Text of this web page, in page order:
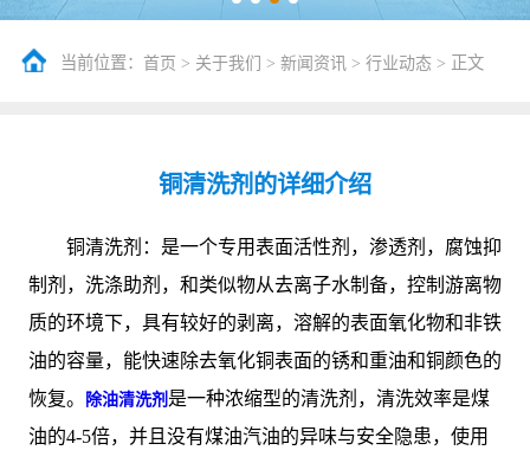
当前位置： 首页 > 关于我们 > 新闻资讯 > 行业动态> 正文
铜清洗剂的详细介绍
铜清洗剂：是一个专用表面活性剂，渗透剂，腐蚀抑
制剂，洗涤助剂，和类似物从去离子水制备，控制游离物
质的环境下，具有较好的剥离，溶解的表面氧化物和非铁
油的容量，能快速除去氧化铜表面的锈和重油和铜颜色的
恢复。
除油清洗剂 是一种浓缩型的清洗剂，清洗效率是煤
油的4-5倍，并且没有煤油汽油的异味与安全隐患，使用